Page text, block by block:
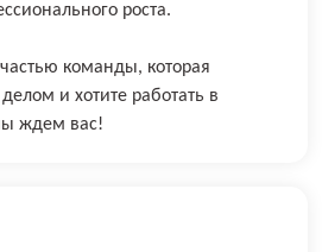
роста.
команды, которая
и хотите работать в
ждем вас!